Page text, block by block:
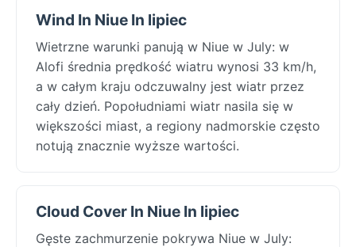
Wind In Niue In lipiec
Wietrzne warunki panują w Niue w July: w
Alofi średnia prędkość wiatru wynosi 33 km/h,
a w całym kraju odczuwalny jest wiatr przez
cały dzień. Popołudniami wiatr nasila się w
większości miast, a regiony nadmorskie często
notują znacznie wyższe wartości.
Cloud Cover In Niue In lipiec
Gęste zachmurzenie pokrywa Niue w July: